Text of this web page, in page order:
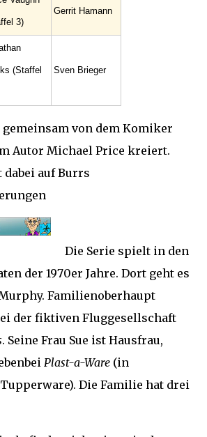
3)
Gerrit Hamann
(Staffel Sven Brieger
gemeinsam von dem Komiker
Autor Michael Price kreiert.
dabei auf Burrs
Die Serie spielt in den
der 1970er Jahre. Dort geht es
Familienoberhaupt
der fiktiven Fluggesellschaft
. Seine Frau Sue ist Hausfrau,
Plast-a-Ware (in
Die Familie hat drei